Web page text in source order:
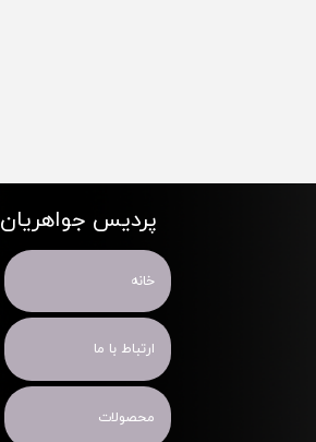
پردیس جواهریان
خانه
ارتباط با ما
محصولات